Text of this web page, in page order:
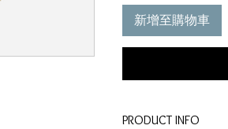
新增至購物車
PRODUCT INFO